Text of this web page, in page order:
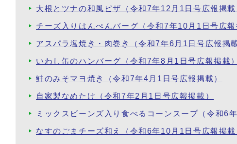
大根とツナの和風ピザ（令和7年12月1日号広報掲載
チーズ入りはんぺんバーグ（令和7年10月1日号広報
アスパラ塩焼き・肉巻き（令和7年6月1日号広報掲載
いわし缶のハンバーグ（令和7年8月1日号広報掲載）
鮭のみそマヨ焼き（令和7年4月1日号広報掲載）
自家製なめたけ（令和7年2月1日号広報掲載）
ミックスビーンズ入り食べるコーンスープ（令和6
なすのごまチーズ和え（令和6年10月1日号広報掲載